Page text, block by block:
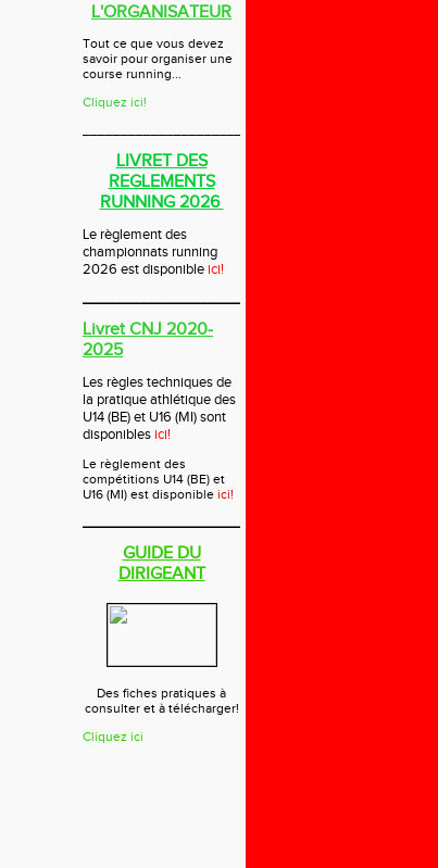
L'ORGANISATEUR
Tout ce que vous devez
savoir pour organiser une
course running...
Cliquez ici!
LIVRET DES
REGLEMENTS
RUNNING 2026
Le règlement des
championnats running
2026 est disponible ici!
_____________________________
Livret CNJ 2020-
2025
Les règles techniques de
la pratique athlétique des
U14 (BE) et U16 (MI) sont
disponibles ici!
Le règlement des
compétitions U14 (BE) et
U16 (MI) est disponible ici!
___________________________
GUIDE DU
DIRIGEANT
Des fiches pratiques à
consulter et à télécharger!
Cliquez ici